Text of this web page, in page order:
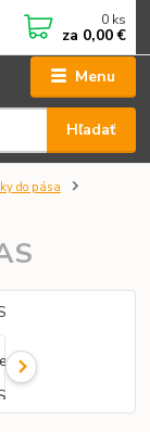
Menu
Hľadať
0 ks
za 0,00 €
do pása